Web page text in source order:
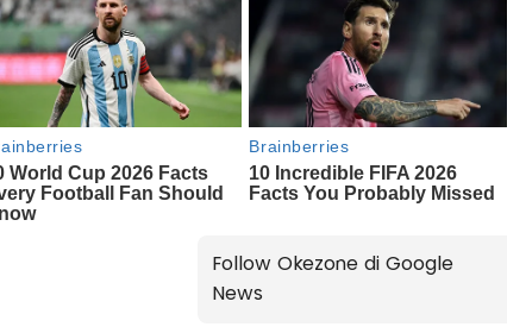
Follow Okezone di Google
News